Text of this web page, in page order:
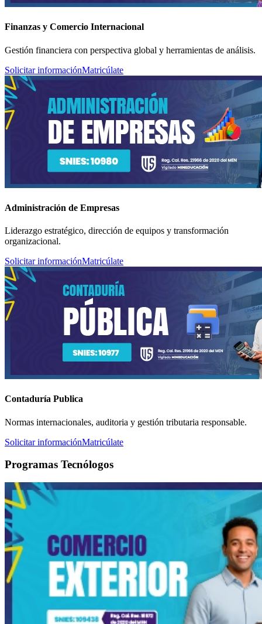
Finanzas y Comercio Internacional
Gestión financiera con perspectiva global y herramientas de análisis.
Solicitar informaciónMatricúlate
Administración de Empresas
Liderazgo estratégico, dirección de equipos y transformación
organizacional.
Solicitar informaciónMatricúlate
Contaduría Publica
Normas internacionales, auditoria y gestión tributaria responsable.
Solicitar informaciónMatricúlate
Programas Tecnólogos